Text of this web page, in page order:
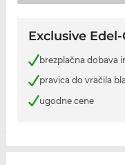
Exclusive
brezplačna dobava
pravica do vračila
ugodne cene